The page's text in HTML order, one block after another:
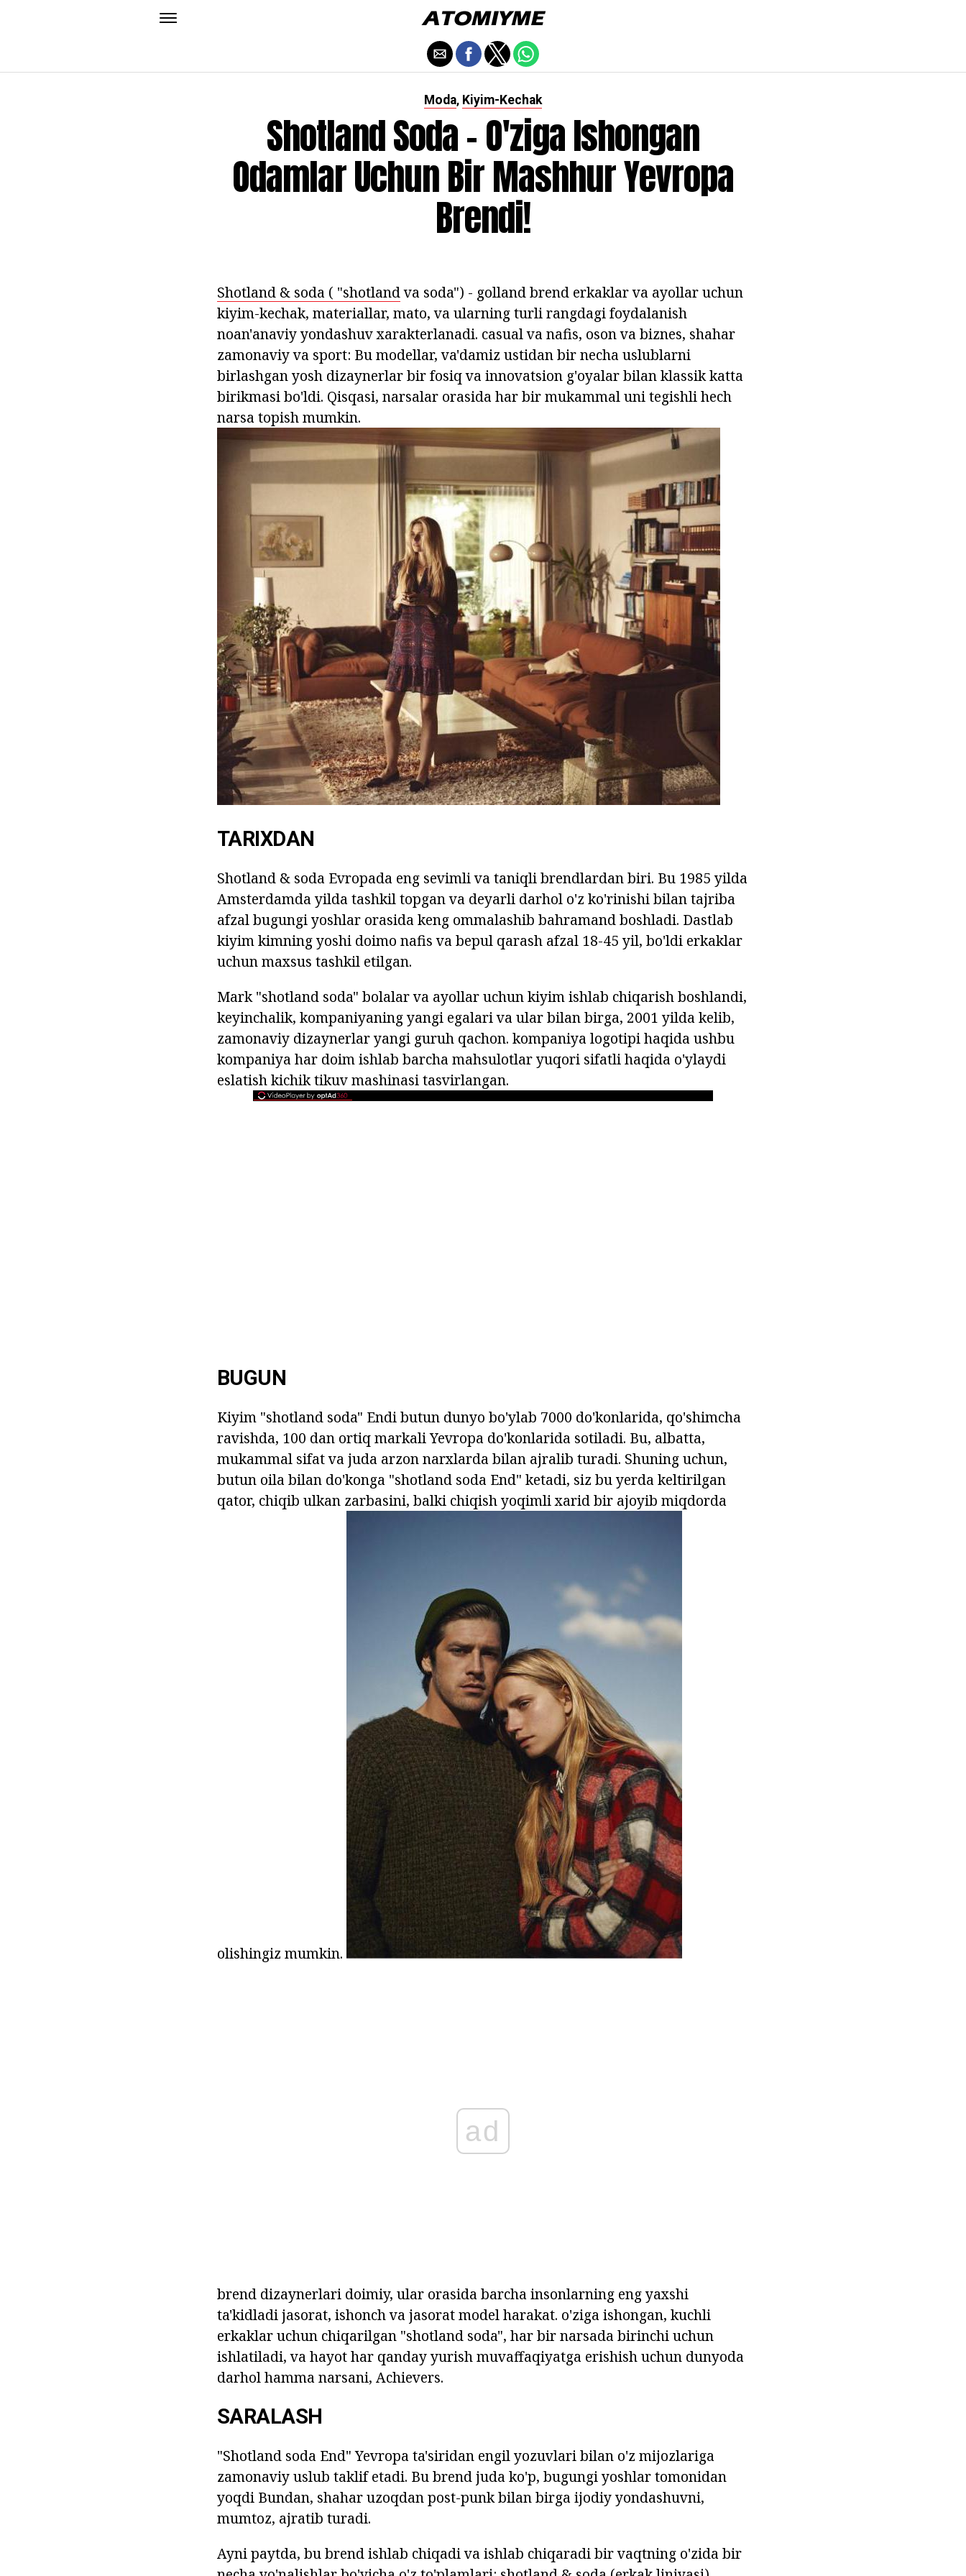
Moda, Kiyim-Kechak
Shotland Soda - O'ziga Ishongan
Odamlar Uchun Bir Mashhur Yevropa
Brendi!
Shotland & soda ( "shotlandva soda") - golland brend erkaklar va ayollar uchun
kiyim-kechak, materiallar, mato, va ularning turli rangdagi foydalanish
noan'anaviy yondashuv xarakterlanadi. casual va nafis, oson va biznes, shahar
zamonaviy va sport: Bu modellar, va'damiz ustidan bir necha uslublarni
birlashgan yosh dizaynerlar bir fosiq va innovatsion g'oyalar bilan klassik katta
birikmasi bo'ldi. Qisqasi, narsalar orasida har bir mukammal uni tegishli hech
narsa topish mumkin.
TARIXDAN
Shotland & soda Evropada eng sevimli va taniqli brendlardan biri. Bu 1985 yilda
Amsterdamda yilda tashkil topgan va deyarli darhol o'z ko'rinishi bilan tajriba
afzal bugungi yoshlar orasida keng ommalashib bahramand boshladi. Dastlab
kiyim kimning yoshi doimo nafis va bepul qarash afzal 18-45 yil, bo'ldi erkaklar
uchun maxsus tashkil etilgan.
Mark "shotland soda" bolalar va ayollar uchun kiyim ishlab chiqarish boshlandi,
keyinchalik, kompaniyaning yangi egalari va ular bilan birga, 2001 yilda kelib,
zamonaviy dizaynerlar yangi guruh qachon. kompaniya logotipi haqida ushbu
kompaniya har doim ishlab barcha mahsulotlar yuqori sifatli haqida o'ylaydi
eslatish kichik tikuv mashinasi tasvirlangan.
BUGUN
Kiyim "shotland soda" Endi butun dunyo bo'ylab 7000 do'konlarida, qo'shimcha
ravishda, 100 dan ortiq markali Yevropa do'konlarida sotiladi. Bu, albatta,
mukammal sifat va juda arzon narxlarda bilan ajralib turadi. Shuning uchun,
butun oila bilan do'konga "shotland soda End" ketadi, siz bu yerda keltirilgan
qator, chiqib ulkan zarbasini, balki chiqish yoqimli xarid bir ajoyib miqdorda
olishingiz mumkin.
ad
brend dizaynerlari doimiy, ular orasida barcha insonlarning eng yaxshi
ta'kidladi jasorat, ishonch va jasorat model harakat. o'ziga ishongan, kuchli
erkaklar uchun chiqarilgan "shotland soda", har bir narsada birinchi uchun
ishlatiladi, va hayot har qanday yurish muvaffaqiyatga erishish uchun dunyoda
darhol hamma narsani, Achievers.
SARALASH
"Shotland soda End" Yevropa ta'siridan engil yozuvlari bilan o'z mijozlariga
zamonaviy uslub taklif etadi. Bu brend juda ko'p, bugungi yoshlar tomonidan
yoqdi Bundan, shahar uzoqdan post-punk bilan birga ijodiy yondashuvni,
mumtoz, ajratib turadi.
Ayni paytda, bu brend ishlab chiqadi va ishlab chiqaradi bir vaqtning o'zida bir